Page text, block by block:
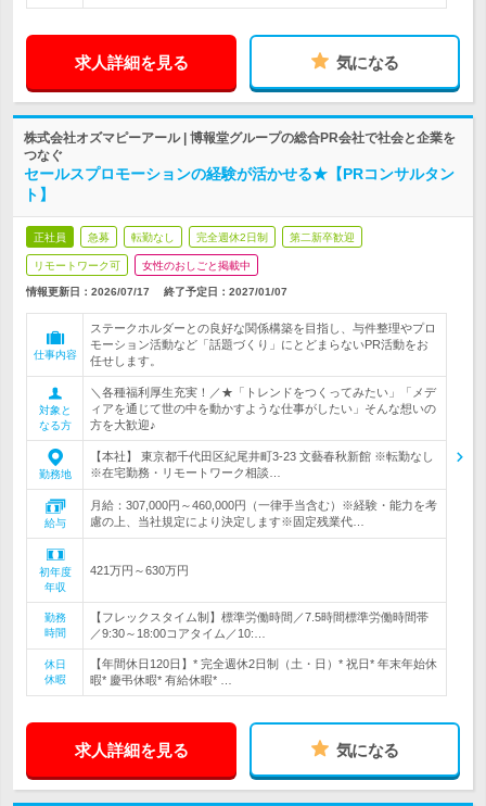
求人詳細を見る 気になる
株式会社オズマピーアール | 博報堂グループの総合PR会社で社会と企業を
つなぐ
セールスプロモーションの経験が活かせる★【PRコンサルタン
ト】
正社員 急募 転勤なし 完全週休2日制 第二新卒歓迎
リモートワーク可 女性のおしごと掲載中
情報更新日：2026/07/17 終了予定日： 2027/01/07
仕事内容
ステークホルダーとの良好な関係構築を目指し、与件整理やプロ
モーション活動など「話題づくり」にとどまらないPR活動をお
任せします。
対象と
なる方
＼各種福利厚生充実！／★「トレンドをつくってみたい」「メデ
ィアを通じて世の中を動かすような仕事がしたい」そんな想いの
方を大歓迎♪
勤務地
【本社】 東京都千代田区紀尾井町3-23 文藝春秋新館 ※転勤なし
※在宅勤務・リモートワーク相談…
給与
月給：307,000円～460,000円（一律手当含む）※経験・能力を考
慮の上、当社規定により決定します※固定残業代…
初年度
年収
421万円～630万円
勤務
時間
【フレックスタイム制】標準労働時間／7.5時間標準労働時間帯
／9:30～18:00コアタイム／10:…
休日
休暇
【年間休日120日】* 完全週休2日制（土・日）* 祝日* 年末年始休
暇* 慶弔休暇* 有給休暇* …
求人詳細を見る 気になる